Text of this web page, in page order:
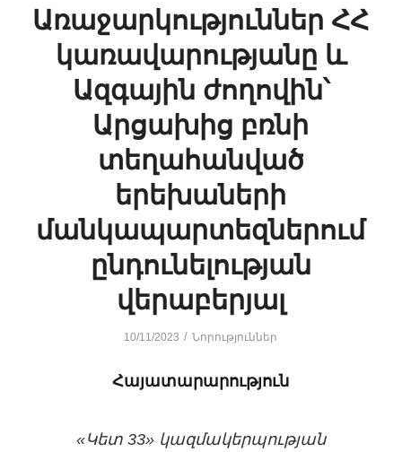
Առաջարկություններ ՀՀ
կառավարությանը և
Ազգային ժողովին՝
Արցախից բռնի
տեղահանված
երեխաների
մանկապարտեզներում
ընդունելության
վերաբերյալ
10/11/2023 / Նորություններ
Հայատարարություն
«Կետ 33» կազմակերպության